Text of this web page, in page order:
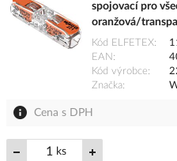
spojovací pro
oranžová/
Kód ELFETEX
EAN
Kód výrobce
Značka
Cena s DPH
ks